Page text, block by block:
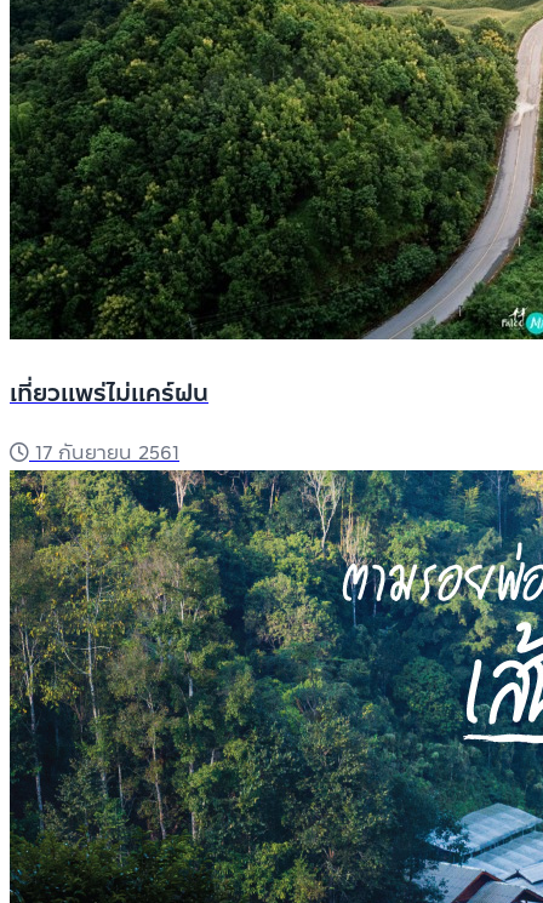
เที่ยวแพร่ไม่แคร์ฝน
17 กันยายน 2561